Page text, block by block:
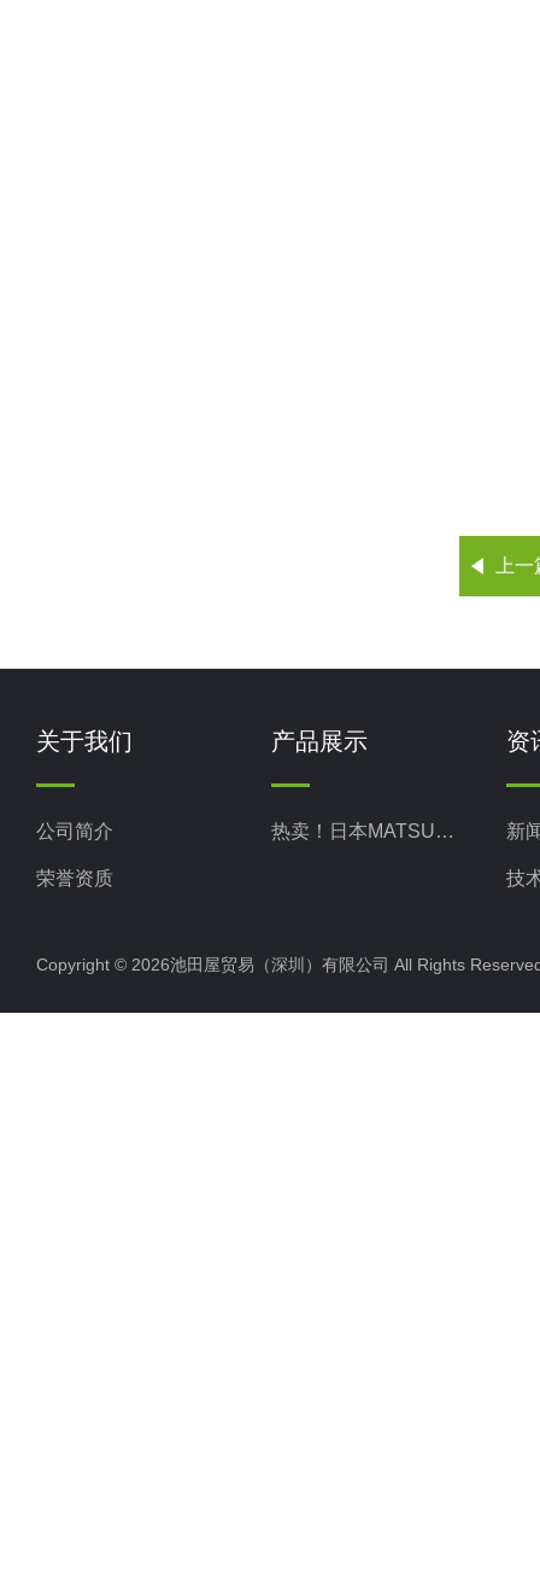
上
关于我们
公司简介
荣誉资质
产品展示
热卖！日本MATSUO松尾
资
新
技
Copyright © 2026池田屋贸易（深圳）有限公司 All Rights